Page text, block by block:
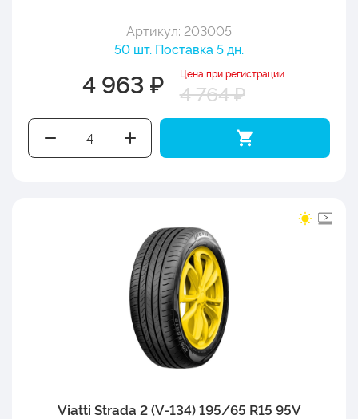
Артикул: 203005
50 шт. Поставка 5 дн.
4 963 ₽ Цена при регистрации
4 764 ₽
Viatti Strada 2 (V-134) 195/65 R15 95V